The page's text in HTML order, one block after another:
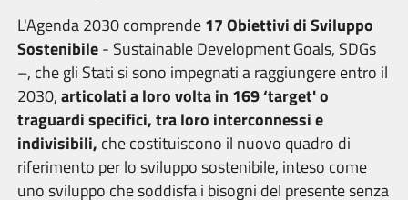
L'Agenda 2030 comprende17 Obiettivi di Sviluppo
Sostenibile- Sustainable Development Goals, SDGs
–, che gli Stati si sono impegnati a raggiungere entro il
2030,articolati a loro volta in 169 ‘target' o
traguardi specifici, tra loro interconnessi e
indivisibili, che costituiscono il nuovo quadro di
riferimento per lo sviluppo sostenibile, inteso come
uno sviluppo che soddisfa i bisogni del presente senza